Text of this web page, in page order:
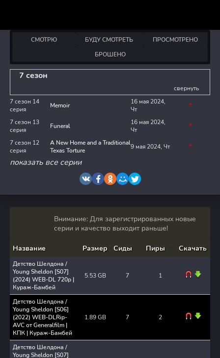
СМОТРЮ БУДУ СМОТРЕТЬ
ПРОСМОТРЕНО
БРОШЕНО
7 сезон
свернуть
7 сезон 14
серия
Memoir
16 мая 2024,
Чт
*
7 сезон 13
серия
Funeral
16 мая 2024,
Чт
*
7 сезон 12
серия
A New Home and a Traditional
Texas Torture
9 мая 2024, Чт *
показать все серии
Внимание: Для зарегистрированных новые
серии и качество выходит раньше!
Название Размер Сиды Пиры Скачать
Детство Шелдона /
Young Sheldon [S07]
(2024) WEB-DL 720p |
Кураж-Бамбей
5.53 GB 7 1
Детство Шелдона /
Young Sheldon [S06]
(2022) WEB-DLRip-
AVC от Generalfilm |
КПК | Кураж-Бамбей
1.89 GB 7 2
Детство Шелдона /
Young Sheldon [S07]